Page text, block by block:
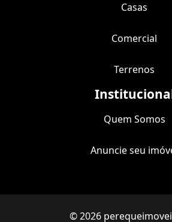
Casas
Comercial
Terrenos
Quem Somos
Anuncie seu
© 2026